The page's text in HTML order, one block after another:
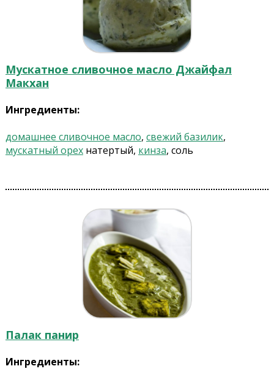
Мускатное сливочное масло Джайфал
Макхан
Ингредиенты:
домашнее сливочное масло, свежий базилик,
мускатный орехнатертый, кинза, соль
Палак панир
Ингредиенты: